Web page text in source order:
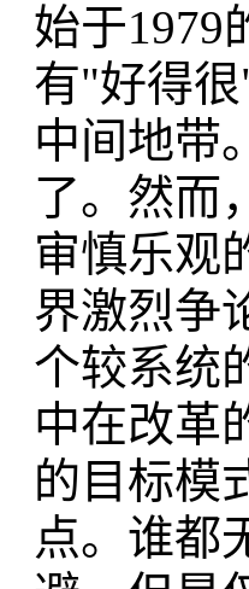
始于1979
有"好得
中间地带
了。然而
审慎乐观
界激烈争
个较系统
中在改革
的目标模
点。谁都